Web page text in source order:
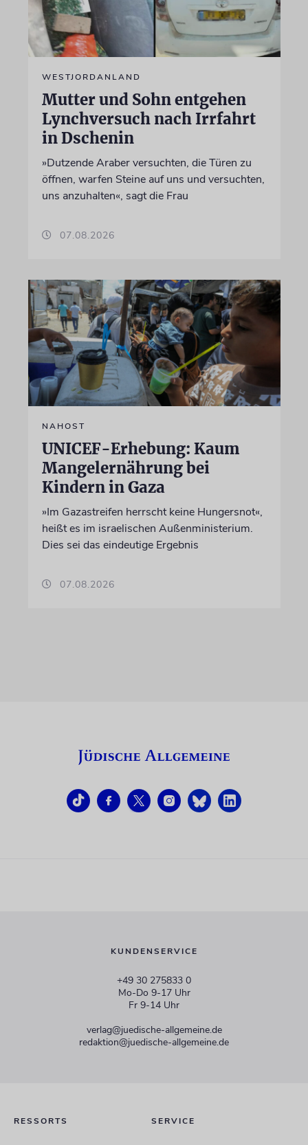
WESTJORDANLAND
Mutter und Sohn entgehen
Lynchversuch nach Irrfahrt
in Dschenin
»Dutzende Araber versuchten, die Türen zu
öffnen, warfen Steine auf uns und versuchten,
uns anzuhalten«, sagt die Frau
07.08.2026
NAHOST
UNICEF-Erhebung: Kaum
Mangelernährung bei
Kindern in Gaza
»Im Gazastreifen herrscht keine Hungersnot«,
heißt es im israelischen Außenministerium.
Dies sei das eindeutige Ergebnis
07.08.2026
KUNDENSERVICE
+49 30 275833 0
Mo-Do 9-17 Uhr
Fr 9-14 Uhr
verlag@juedische-allgemeine.de
redaktion@juedische-allgemeine.de
RESSORTS SERVICE